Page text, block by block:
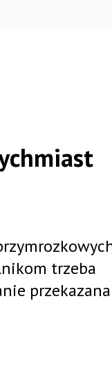
trzeba
przekazana